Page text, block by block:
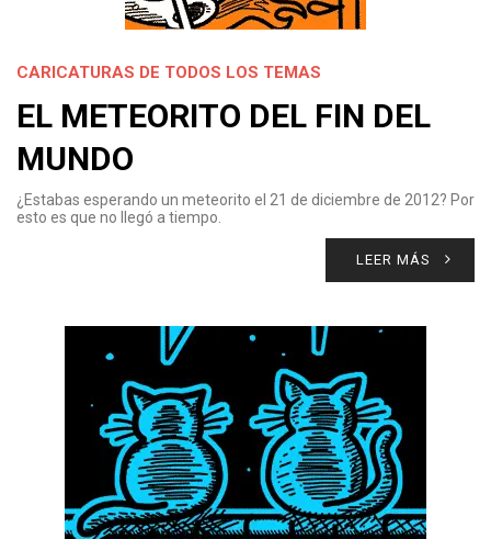
CARICATURAS DE TODOS LOS TEMAS
EL METEORITO DEL FIN DEL
MUNDO
¿Estabas esperando un meteorito el 21 de diciembre de 2012? Por
esto es que no llegó a tiempo.
LEER MÁS